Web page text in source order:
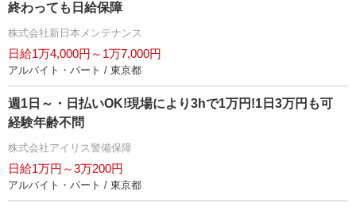
終わっても日給保障
株式会社新日本メンテナンス
日給1万4,000円～1万7,000円
アルバイト・パート / 東京都
週1日～・日払いOK!現場により3hで1万円!1日3万円も可
経験年齢不問
株式会社アイリス警備保障
日給1万円～3万200円
アルバイト・パート / 東京都